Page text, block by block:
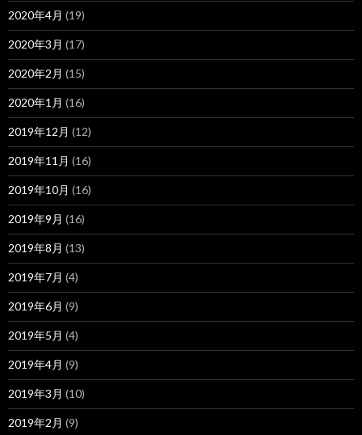
2020年4月 (19)
2020年3月 (17)
2020年2月 (15)
2020年1月 (16)
2019年12月 (12)
2019年11月 (16)
2019年10月 (16)
2019年9月 (16)
2019年8月 (13)
2019年7月 (4)
2019年6月 (9)
2019年5月 (4)
2019年4月 (9)
2019年3月 (10)
2019年2月 (9)